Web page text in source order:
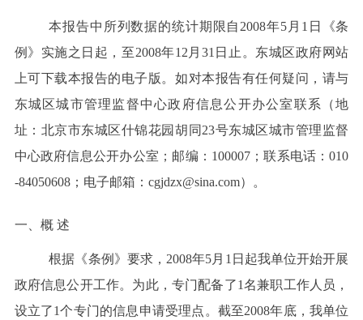
本报告中所列数据的统计期限自2008年5月1日《条
例》实施之日起，至2008年12月31日止。东城区政府网站
上可下载本报告的电子版。如对本报告有任何疑问，请与
东城区城市管理监督中心政府信息公开办公室联系（地
址：北京市东城区什锦花园胡同23号东城区城市管理监督
中心政府信息公开办公室；邮编：100007；联系电话：010
-84050608；电子邮箱：cgjdzx@sina.com）。
一、概 述
根据《条例》要求，2008年5月1日起我单位开始开展
政府信息公开工作。为此，专门配备了1名兼职工作人员，
设立了1个专门的信息申请受理点。截至2008年底，我单位